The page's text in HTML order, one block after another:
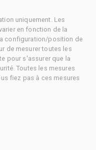
uniquement. Les
en fonction de la
configuration/position de
de mesurer toutes les
pour s'assurer que la
Toutes les mesures
fiez pas à ces mesures